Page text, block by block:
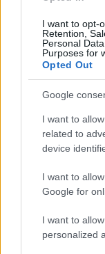
I want to opt-
Retention,
Personal
Purposes for
Opted Out
Google
I want to
related to
device
I want to
Google for
I want to
personalized
BKK KM Építő
Látványos
felüljárón
A tartós nyári
ennek ellenére